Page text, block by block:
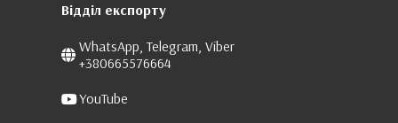
Відділ експорту
WhatsApp, Telegram, Viber
+380665576664
YouTube